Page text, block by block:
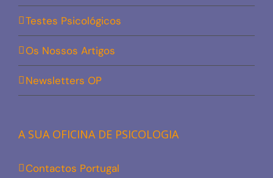
Testes Psicológicos
Os Nossos Artigos
Newsletters OP
A SUA OFICINA DE PSICOLOGIA
Contactos Portugal